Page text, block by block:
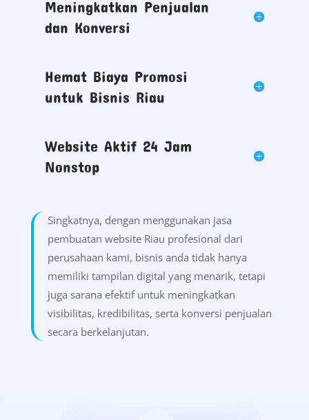
Meningkatkan Penjualan
dan Konversi
Hemat Biaya Promosi
untuk Bisnis Riau
Website Aktif 24 Jam
Nonstop
Singkatnya, dengan menggunakan jasa
pembuatan website Riau profesional dari
perusahaan kami, bisnis anda tidak hanya
memiliki tampilan digital yang menarik, tetapi
juga sarana efektif untuk meningkatkan
visibilitas, kredibilitas, serta konversi penjualan
secara berkelanjutan.